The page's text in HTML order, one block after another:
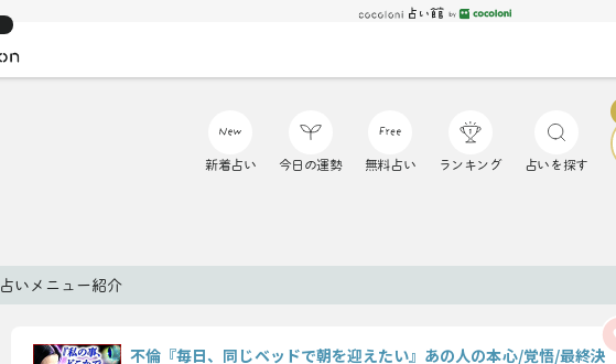
新着占い 今日の運勢 無料占い ランキング 占いを探す
占いメニュー紹介
不倫『毎日、同じベッドで朝を迎えたい』あの人の本心/覚悟/最終決